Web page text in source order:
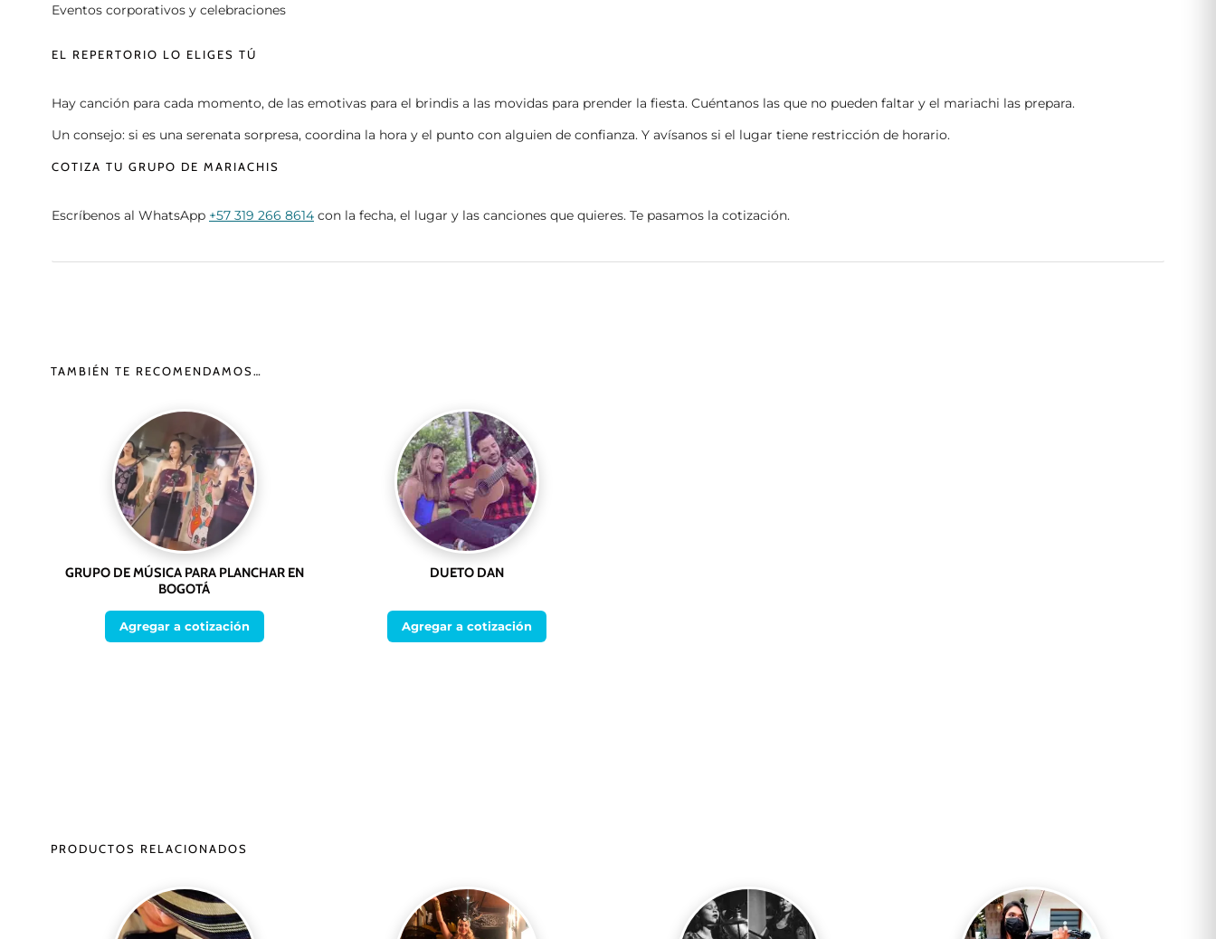
Eventos corporativos y celebraciones
EL REPERTORIO LO ELIGES TÚ
Hay canción para cada momento, de las emotivas para el brindis a las movidas para prender la fiesta. Cuéntanos las que no pueden faltar y el mariachi las prepara.
Un consejo: si es una serenata sorpresa, coordina la hora y el punto con alguien de confianza. Y avísanos si el lugar tiene restricción de horario.
COTIZA TU GRUPO DE MARIACHIS
Escríbenos al WhatsApp +57 319 266 8614 con la fecha, el lugar y las canciones que quieres. Te pasamos la cotización.
TAMBIÉN TE RECOMENDAMOS…
GRUPO DE MÚSICA PARA PLANCHAR EN
BOGOTÁ
Agregar a cotización
DUETO DAN
Agregar a cotización
PRODUCTOS RELACIONADOS